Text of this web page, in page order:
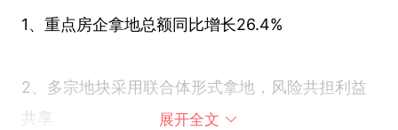
1、重点房企拿地总额同比增长26.4%
2、多宗地块采用联合体形式拿地，风险共担利益
共享
展开全文